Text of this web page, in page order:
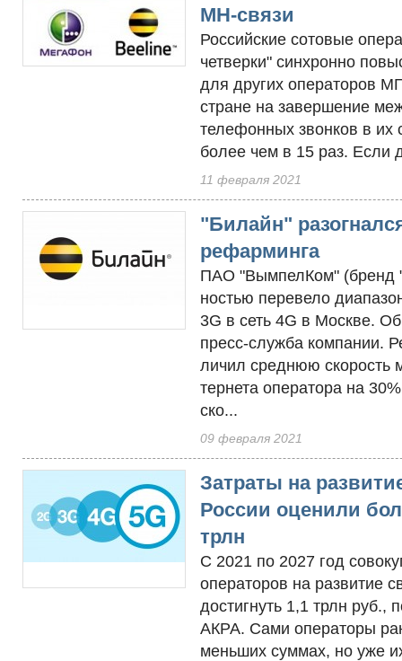
МН-связи
Рос­сий­ские со­товые
чет­верки" син­хрон­но
для дру­гих опе­рато­ров
стра­не на за­вер­ше­ние
те­лефон­ных звон­ков в их
бо­лее чем в 15 раз. Ес­ли
11 февраля 2021
"Билайн"
рефарминга
ПАО "Вым­пелКом" (бренд
ностью пе­реве­ло
3G в сеть 4G в Мос­кве.
пресс-служ­ба ком­па­нии.
личил сред­нюю ско­рость
терне­та опе­рато­ра на
ско...
09 февраля 2021
Затраты на
России оценили
трлн
С 2021 по 2027 год
операторов на развитие
достигнуть 1,1 трлн руб.,
АКРА. Сами операторы
меньших суммах, но уже